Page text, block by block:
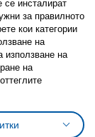
личните данни
се инсталират
за правилното
кои категории
на
използване на
на